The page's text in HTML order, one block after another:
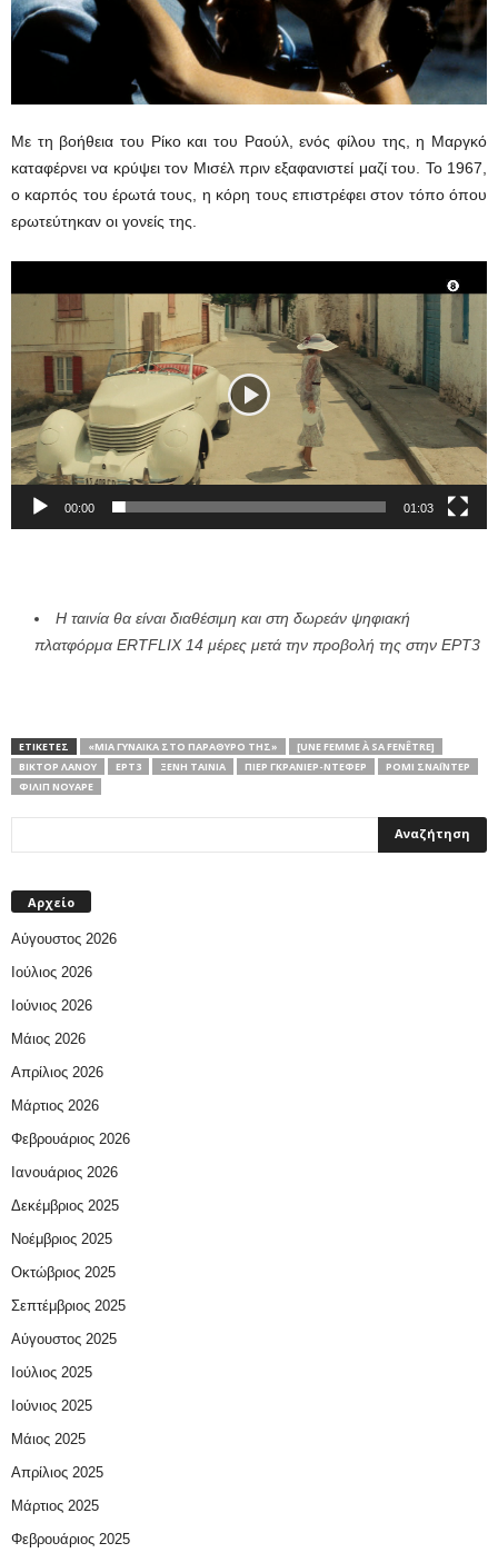
Με τη βοήθεια του Ρίκο και του Ραούλ, ενός φίλου της, η Μαργκό
καταφέρνει να κρύψει τον Μισέλ πριν εξαφανιστεί μαζί του. Το 1967,
ο καρπός του έρωτά τους, η κόρη τους επιστρέφει στον τόπο όπου
ερωτεύτηκαν οι γονείς της.
Αναπαραγωγής
Βίντεο
00:00 01:03
Η ταινία θα είναι διαθέσιμη και στη δωρεάν ψηφιακή
πλατφόρμα ERTFLIX 14 μέρες μετά την προβολή της στην ΕΡΤ3
ΕΤΙΚΕΤΕΣ «ΜΙΑ ΓΥΝAIΚΑ ΣΤΟ ΠΑΡAΘΥΡO ΤΗΣ»
[UNE FEMME À SA FENÊTRE]
ΒΙΚΤΌΡ ΛΑΝΟΎ
ΕΡΤ3 ΞΕΝΗ ΤΑΙΝΙΑ ΠΙΕΡ ΓΚΡΑΝΙΈΡ-ΝΤΕΦΈΡ
ΡΌΜΙ ΣΝΆΙΝΤΕΡ
ΦΙΛΊΠ ΝΟΥΑΡΈ
Αρχείο
Αύγουστος 2026
Ιούλιος 2026
Ιούνιος 2026
Μάιος 2026
Απρίλιος 2026
Μάρτιος 2026
Φεβρουάριος 2026
Ιανουάριος 2026
Δεκέμβριος 2025
Νοέμβριος 2025
Οκτώβριος 2025
Σεπτέμβριος 2025
Αύγουστος 2025
Ιούλιος 2025
Ιούνιος 2025
Μάιος 2025
Απρίλιος 2025
Μάρτιος 2025
Φεβρουάριος 2025